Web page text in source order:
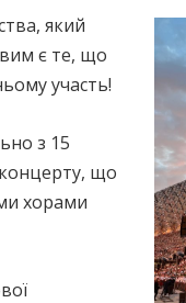
який
є те, що
участь!
з 15
концерту, що
хорами